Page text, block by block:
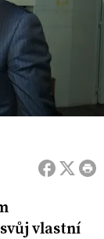
vlastní